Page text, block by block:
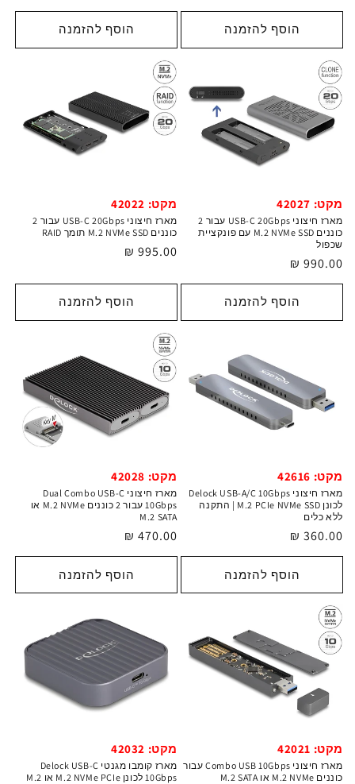
רגיל
הוסף להזמנה הוסף להזמנה
מקט: 42027
מארז חיצוני USB-C 20Gbps עבור 2
כוננים M.2 NVMe SSD עם פונקציית
שכפול
מחיר
רגיל
990.00 ₪
הוסף להזמנה
מקט: 42022
מארז חיצוני USB-C 20Gbps עבור 2
כוננים M.2 NVMe SSD תומך RAID
מחיר
995.00 ₪
הוסף להזמנה
מקט: 42616
מארז חיצוני Delock USB-A/C 10Gbps
לכונן M.2 PCIe NVMe SSD | התקנה
ללא כלים
מחיר
רגיל
360.00 ₪
הוסף להזמנה
מקט: 42028
מארז חיצוני Dual Combo USB-C
10Gbps עבור 2 כוננים M.2 NVMe או
M.2 SATA
מחיר
רגיל
470.00 ₪
הוסף להזמנה
מקט: 42021
מארז חיצוני Combo USB 10Gbps עבור
כוננים M.2 NVMe או M.2 SATA
מקט: 42032
מארז קומבו מגנטי Delock USB-C
10Gbps לכונן M.2 NVMe PCIe או M.2